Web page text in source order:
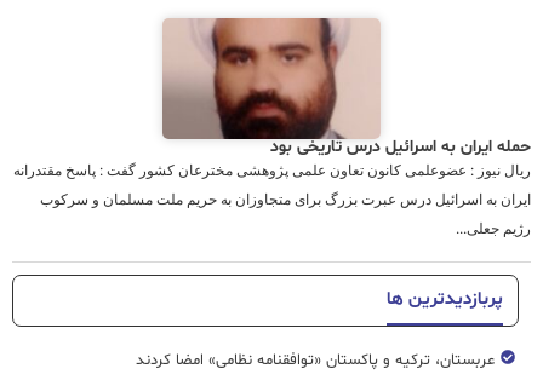
حمله ایران به اسرائیل درس تاریخی بود
ریال نیوز : عضوعلمی کانون تعاون علمی پژوهشی مخترعان کشور گفت : پاسخ مقتدرانه
ایران به اسرائیل درس عبرت بزرگ برای متجاوزان به حریم ملت مسلمان و سرکوب
رژیم جعلی...
پربازدیدترین ها
عربستان، ترکیه و پاکستان «توافقنامه نظامی» امضا کردند